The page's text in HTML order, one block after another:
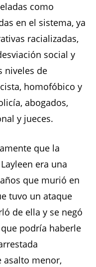
como
en el sistema, ya
racializadas,
social y
niveles de
homofóbico y
abogados,
y jueces.
que la
era una
que murió en
tuvo un ataque
de ella y se negó
podría haberle
asalto menor,